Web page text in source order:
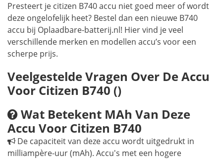
Presteert je citizen B740 accu niet goed meer of wordt
deze ongelofelijk heet? Bestel dan een nieuwe B740
accu bij Oplaadbare-batterij.nl! Hier vind je veel
verschillende merken en modellen accu’s voor een
scherpe prijs.
Veelgestelde Vragen Over De Accu
Voor Citizen B740 ()
Wat Betekent MAh Van Deze
Accu Voor Citizen B740
De capaciteit van deze accu wordt uitgedrukt in
milliampère-uur (mAh). Accu's met een hogere